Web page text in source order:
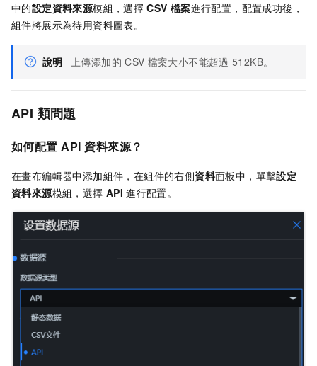
中的設定資料來源模組，選擇 CSV 檔案進行配置，配置成功後，
組件將展示為待用資料圖表。
說明 上傳添加的 CSV 檔案大小不能超過 512KB。
API 類問題
如何配置 API 資料來源？
在畫布編輯器中添加組件，在組件的右側資料面板中，單擊設定
資料來源模組，選擇 API 進行配置。